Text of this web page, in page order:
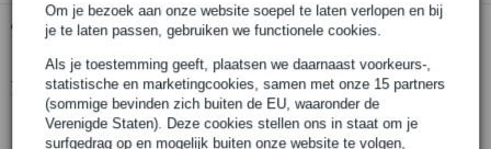
Om je bezoek aan onze website soepel te laten verlopen en bij
je te laten passen, gebruiken we functionele cookies.
Als je toestemming geeft, plaatsen we daarnaast voorkeurs-,
statistische en marketingcookies, samen met onze 15 partners
(sommige bevinden zich buiten de EU, waaronder de
Verenigde Staten). Deze cookies stellen ons in staat om je
surfgedrag op en mogelijk buiten onze website te volgen,
Gratis ophalen in de winkel
Productinformatie
verlengkabel